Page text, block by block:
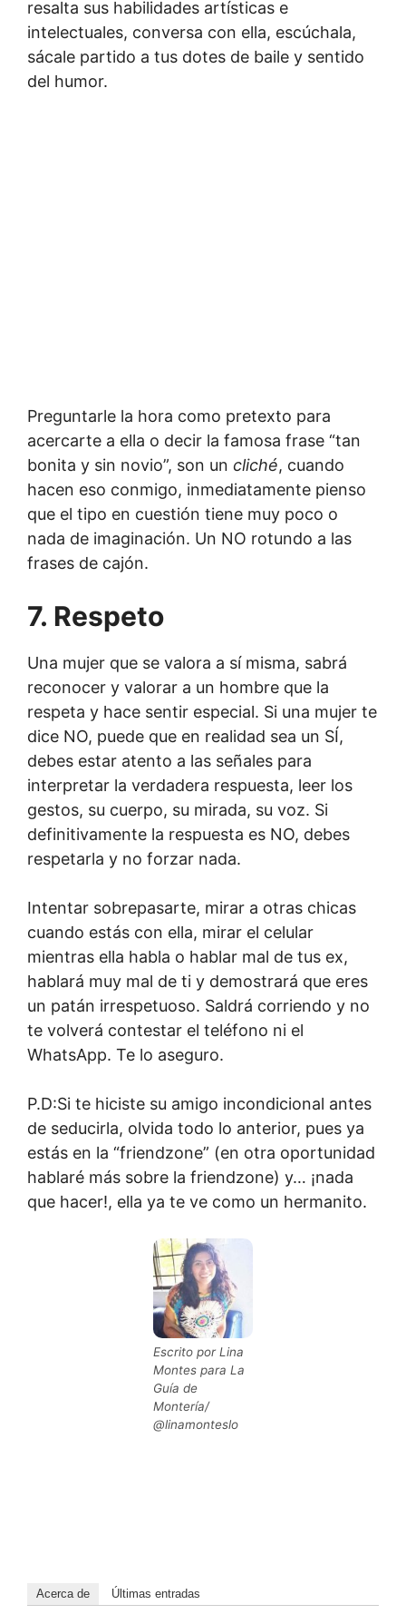
resalta sus habilidades artísticas e
intelectuales, conversa con ella, escúchala,
sácale partido a tus dotes de baile y sentido
del humor.
Preguntarle la hora como pretexto para
acercarte a ella o decir la famosa frase “tan
bonita y sin novio”, son un cliché, cuando
hacen eso conmigo, inmediatamente pienso
que el tipo en cuestión tiene muy poco o
nada de imaginación. Un NO rotundo a las
frases de cajón.
7. Respeto
Una mujer que se valora a sí misma, sabrá
reconocer y valorar a un hombre que la
respeta y hace sentir especial. Si una mujer te
dice NO, puede que en realidad sea un SÍ,
debes estar atento a las señales para
interpretar la verdadera respuesta, leer los
gestos, su cuerpo, su mirada, su voz. Si
definitivamente la respuesta es NO, debes
respetarla y no forzar nada.
Intentar sobrepasarte, mirar a otras chicas
cuando estás con ella, mirar el celular
mientras ella habla o hablar mal de tus ex,
hablará muy mal de ti y demostrará que eres
un patán irrespetuoso. Saldrá corriendo y no
te volverá contestar el teléfono ni el
WhatsApp. Te lo aseguro.
P.D:Si te hiciste su amigo incondicional antes
de seducirla, olvida todo lo anterior, pues ya
estás en la “friendzone” (en otra oportunidad
hablaré más sobre la friendzone) y… ¡nada
que hacer!, ella ya te ve como un hermanito.
Escrito por Lina
Montes para La
Guía de
Montería/
@linamonteslo
Acerca de Últimas entradas